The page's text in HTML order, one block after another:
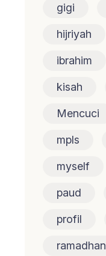
gigi
hijriyah
ibrahim
kisah
Mencuci
mpls
myself
paud
profil
ramadhan